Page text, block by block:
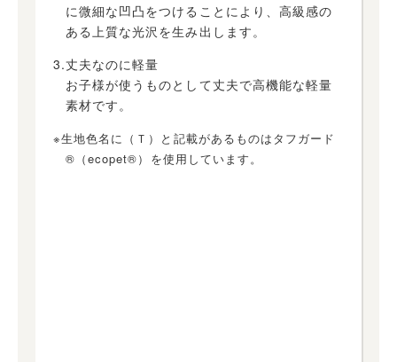
に微細な凹凸をつけることにより、高級感の
ある上質な光沢を生み出します。
3.丈夫なのに軽量
お子様が使うものとして丈夫で高機能な軽量
素材です。
※生地色名に（Ｔ）と記載があるものはタフガード
®（ecopet®）を使用しています。